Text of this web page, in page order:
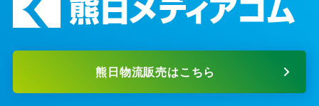
熊日物流販売はこちら